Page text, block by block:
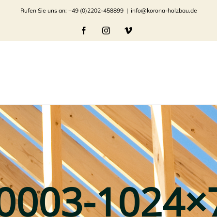
Rufen Sie uns an: +49 (0)2202-458899 | info@korona-holzbau.de
FacebookInstagramVimeo